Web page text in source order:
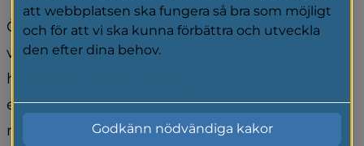
Överförmyndarna i GGVV söker fler som vill
vara gode män och förvaltare. Som god man
hjälper du en medmänniska i främst
ekonomiska frågor. Men du hjälper även till
med bevakning av personens intressen i
att webbplatsen ska fungera så bra som möjligt
och för att vi ska kunna förbättra och utveckla
den efter dina behov.
Godkänn nödvändiga kakor